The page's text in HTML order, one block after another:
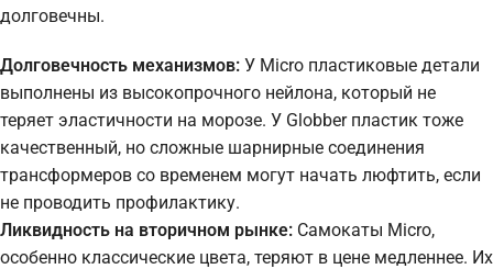
долговечны.
Долговечность механизмов: У Micro пластиковые детали
выполнены из высокопрочного нейлона, который не
теряет эластичности на морозе. У Globber пластик тоже
качественный, но сложные шарнирные соединения
трансформеров со временем могут начать люфтить, если
не проводить профилактику.
Ликвидность на вторичном рынке: Самокаты Micro,
особенно классические цвета, теряют в цене медленнее. Их